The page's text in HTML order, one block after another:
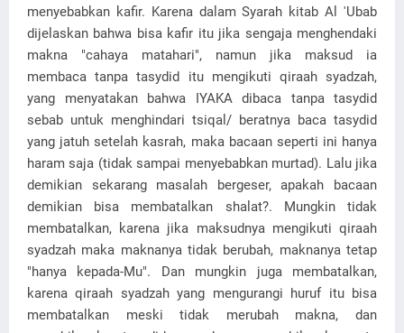
menyebabkan kafir. Karena dalam Syarah kitab Al 'Ubab
dijelaskan bahwa bisa kafir itu jika sengaja menghendaki
makna "cahaya matahari", namun jika maksud ia
membaca tanpa tasydid itu mengikuti qiraah syadzah,
yang menyatakan bahwa IYAKA dibaca tanpa tasydid
sebab untuk menghindari tsiqal/ beratnya baca tasydid
yang jatuh setelah kasrah, maka bacaan seperti ini hanya
haram saja (tidak sampai menyebabkan murtad). Lalu jika
demikian sekarang masalah bergeser, apakah bacaan
demikian bisa membatalkan shalat?. Mungkin tidak
membatalkan, karena jika maksudnya mengikuti qiraah
syadzah maka maknanya tidak berubah, maknanya tetap
"hanya kepada-Mu". Dan mungkin juga membatalkan,
karena qiraah syadzah yang mengurangi huruf itu bisa
membatalkan meski tidak merubah makna, dan